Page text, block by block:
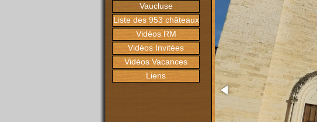
Vaucluse
Liste des 953 châteaux
Vidéos RM
Vidéos Invitées
Vidéos Vacances
Liens